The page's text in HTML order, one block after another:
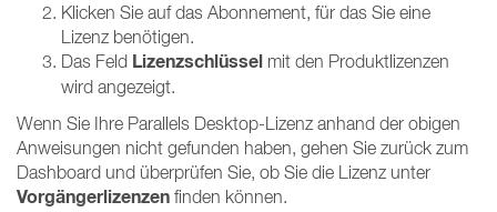
Klicken Sie auf das Abonnement, für das Sie eine
Lizenz benötigen.
Das Feld Lizenzschlüssel mit den Produktlizenzen
wird angezeigt.
Wenn Sie Ihre Parallels Desktop-Lizenz anhand der obigen
Anweisungen nicht gefunden haben, gehen Sie zurück zum
Dashboard und überprüfen Sie, ob Sie die Lizenz unter
Vorgängerlizenzen finden können.